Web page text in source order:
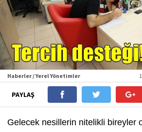
Haberler / Yerel Yönetimler
PAYLAŞ
Gelecek nesillerin nitelikli bireyler